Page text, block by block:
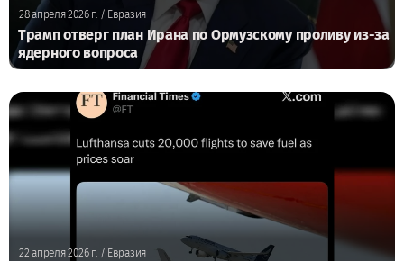
28 апреля 2026 г. / Евразия
Трамп отверг план Ирана по Ормузскому проливу из-за
ядерного вопроса
22 апреля 2026 г./ Евразия